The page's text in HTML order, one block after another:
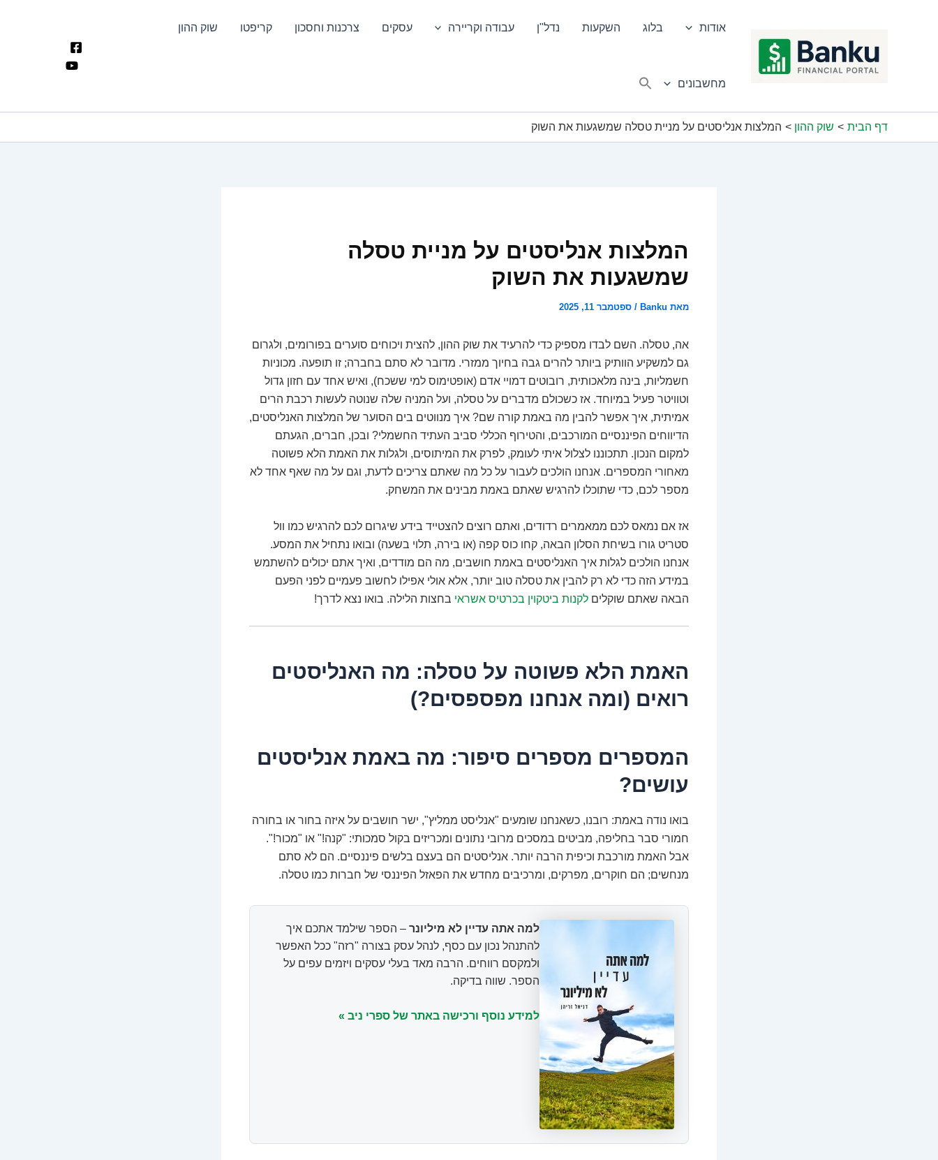
אודות בלוג השקעות נדל"ן עבודה וקריירה עסקים צרכנות וחסכון קריפטו שוק ההון
מחשבונים
דף הבית שוק ההון המלצות אנליסטים על מניית טסלה שמשגעות את השוק
המלצות אנליסטים על מניית טסלה
שמשגעות את השוק
מאת Banku
/ ספטמבר 11, 2025
אה, טסלה. השם לבדו מספיק כדי להרעיד את שוק ההון, להצית ויכוחים סוערים בפורומים, ולגרום
גם למשקיע הוותיק ביותר להרים גבה בחיוך ממזרי. מדובר לא סתם בחברה; זו תופעה. מכוניות
חשמליות, בינה מלאכותית, רובוטים דמויי אדם (אופטימוס למי ששכח), ואיש אחד עם חזון גדול
וטוויטר פעיל במיוחד. אז כשכולם מדברים על טסלה, ועל המניה שלה שנוטה לעשות רכבת הרים
אמיתית, איך אפשר להבין מה באמת קורה שם? איך מנווטים בים הסוער של המלצות האנליסטים,
הדיווחים הפיננסיים המורכבים, והטירוף הכללי סביב העתיד החשמלי? ובכן, חברים, הגעתם
למקום הנכון. תתכוננו לצלול איתי לעומק, לפרק את המיתוסים, ולגלות את האמת הלא פשוטה
מאחורי המספרים. אנחנו הולכים לעבור על כל מה שאתם צריכים לדעת, וגם על מה שאף אחד לא
מספר לכם, כדי שתוכלו להרגיש שאתם באמת מבינים את המשחק.
אז אם נמאס לכם ממאמרים רדודים, ואתם רוצים להצטייד בידע שיגרום לכם להרגיש כמו וול
סטריט גורו בשיחת הסלון הבאה, קחו כוס קפה (או בירה, תלוי בשעה) ובואו נתחיל את המסע.
אנחנו הולכים לגלות איך האנליסטים באמת חושבים, מה הם מודדים, ואיך אתם יכולים להשתמש
במידע הזה כדי לא רק להבין את טסלה טוב יותר, אלא אולי אפילו לחשוב פעמיים לפני הפעם
הבאה שאתם שוקלים לקנות ביטקוין בכרטיס אשראי בחצות הלילה. בואו נצא לדרך!
האמת הלא פשוטה על טסלה: מה האנליסטים
רואים (ומה אנחנו מפספסים?)
המספרים מספרים סיפור: מה באמת אנליסטים
עושים?
בואו נודה באמת: רובנו, כשאנחנו שומעים "אנליסט ממליץ", ישר חושבים על איזה בחור או בחורה
חמורי סבר בחליפה, מביטים במסכים מרובי נתונים ומכריזים בקול סמכותי: "קנה!" או "מכור!".
אבל האמת מורכבת וכיפית הרבה יותר. אנליסטים הם בעצם בלשים פיננסיים. הם לא סתם
מנחשים; הם חוקרים, מפרקים, ומרכיבים מחדש את הפאזל הפיננסי של חברות כמו טסלה.
למה אתה עדיין לא מיליונר – הספר שילמד אתכם איך
להתנהל נכון עם כסף, לנהל עסק בצורה "רזה" ככל האפשר
ולמקסם רווחים. הרבה מאד בעלי עסקים ויזמים עפים על
הספר. שווה בדיקה.
למידע נוסף ורכישה באתר של ספרי ניב »